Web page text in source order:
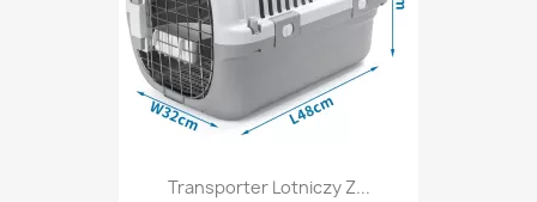
Transporter Lotniczy Z...